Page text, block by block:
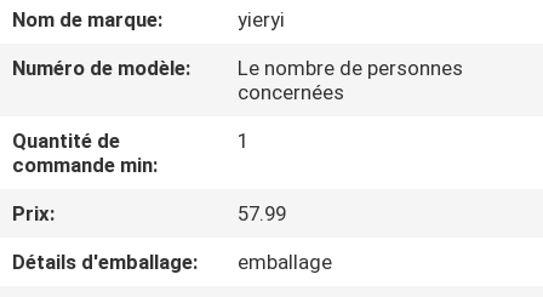
DE
NOUS
VISITE
D'USINE
CONTRÔLE
Nom de marque:
yieryi
Numéro de modèle:
Le nombre de personnes
concernées
Quantité de
commande min:
1
Prix:
57.99
Détails d'emballage:
emballage